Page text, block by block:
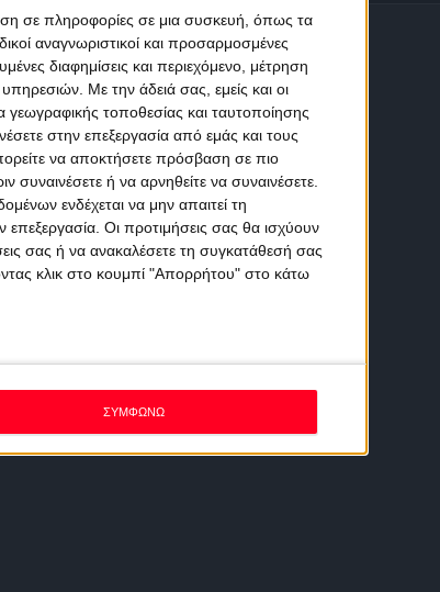
σε πληροφορίες σε μια συσκευή, όπως τα
αναγνωριστικοί και προσαρμοσμένες
διαφημίσεις και περιεχόμενο, μέτρηση
Με την άδειά σας, εμείς και οι
γεωγραφικής τοποθεσίας και ταυτοποίησης
στην επεξεργασία από εμάς και τους
να αποκτήσετε πρόσβαση σε πιο
συναινέσετε ή να αρνηθείτε να συναινέσετε.
ενδέχεται να μην απαιτεί τη
επεξεργασία. Οι προτιμήσεις σας θα ισχύουν
σας ή να ανακαλέσετε τη συγκατάθεσή σας
κλικ στο κουμπί "Απορρήτου" στο κάτω
ΣΥΜΦΩΝΩ